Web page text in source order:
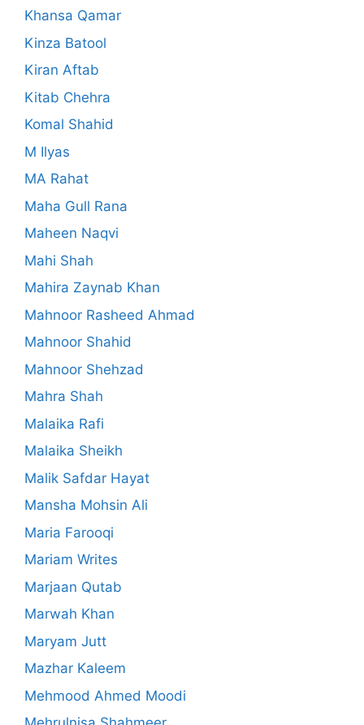
Khansa Qamar
Kinza Batool
Kiran Aftab
Kitab Chehra
Komal Shahid
M Ilyas
MA Rahat
Maha Gull Rana
Maheen Naqvi
Mahi Shah
Mahira Zaynab Khan
Mahnoor Rasheed Ahmad
Mahnoor Shahid
Mahnoor Shehzad
Mahra Shah
Malaika Rafi
Malaika Sheikh
Malik Safdar Hayat
Mansha Mohsin Ali
Maria Farooqi
Mariam Writes
Marjaan Qutab
Marwah Khan
Maryam Jutt
Mazhar Kaleem
Mehmood Ahmed Moodi